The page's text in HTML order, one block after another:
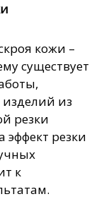
кожи –
существует
из
резки
эффект резки
к